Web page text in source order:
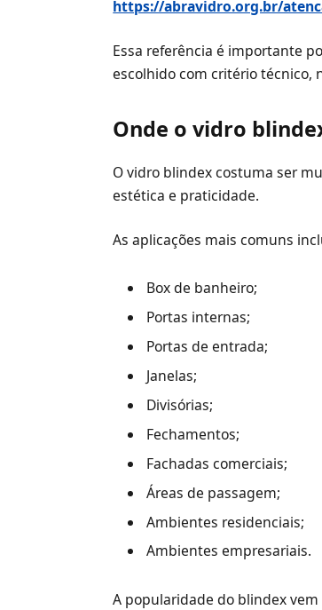
https://abravidro.org.br/
Essa referência é importante
escolhido com critério técnico,
Onde o vidro
O vidro blindex costuma ser
estética e praticidade.
As aplicações mais comuns
Box de banheiro;
Portas internas;
Portas de entrada;
Janelas;
Divisórias;
Fechamentos;
Fachadas comerciais;
Áreas de passagem;
Ambientes residenciais;
Ambientes empresariais.
A popularidade do blindex